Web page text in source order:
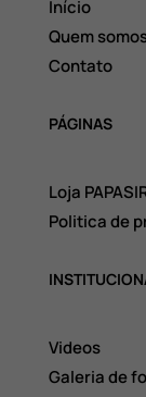
Início
Quem
Contato
PÁGINAS
Loja
Politica de
Videos
Galeria de